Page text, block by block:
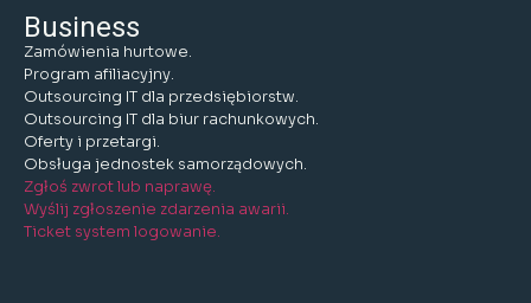
Business
Zamówienia hurtowe.
Program afiliacyjny.
Outsourcing IT dla przedsiębiorstw.
Outsourcing IT dla biur rachunkowych.
Oferty i przetargi.
Obsługa jednostek samorządowych.
Zgłoś zwrot lub naprawę.
Wyślij zgłoszenie zdarzenia awarii.
Ticket system logowanie.